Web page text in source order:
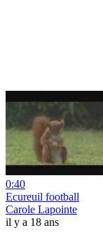
0:40
Ecureuil football
Carole Lapointe
il y a 18 ans